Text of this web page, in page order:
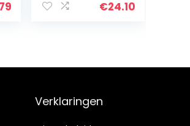
€24.10
Verklaringen